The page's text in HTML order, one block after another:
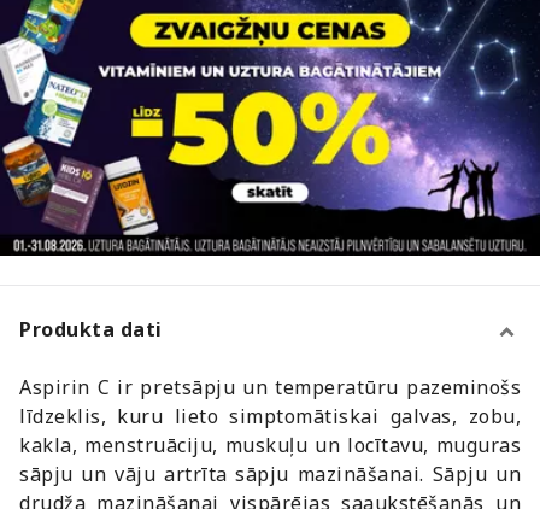
Produkta dati
Aspirin C ir pretsāpju un temperatūru pazeminošs
līdzeklis, kuru lieto simptomātiskai galvas, zobu,
kakla, menstruāciju, muskuļu un locītavu, muguras
sāpju un vāju artrīta sāpju mazināšanai. Sāpju un
drudža mazināšanai vispārējas saaukstēšanās un